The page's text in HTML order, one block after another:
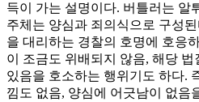
득이 가는 설명이다. 버틀러는 알
주체는 양심과 죄의식으로 구성
을 대리하는 경찰의 호명에 호응
이 조금도 위배되지 않음, 해당
있음을 호소하는 행위기도 하다.
낌도 없음, 양심에 어긋남이 없음